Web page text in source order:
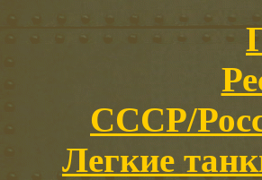
СССР/
Легкие